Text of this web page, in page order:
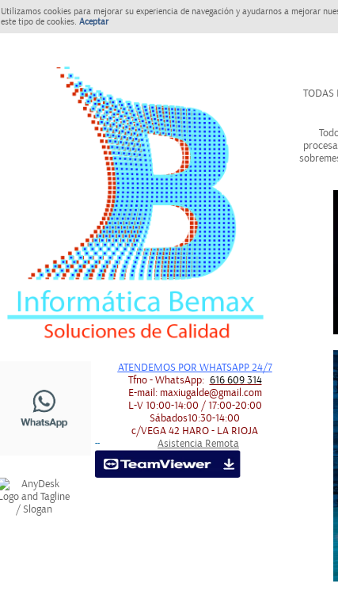
Utilizamos cookies para mejorar su experiencia de navegación y ayudarnos a mejorar
este tipo de cookies. Aceptar
ATENDEMOS POR WHATSAPP 24/7
Tfno - WhatsApp: 616 609 314
E-mail:maxiugalde@gmail.com
L-V10:00-14:00 / 17:00-20:00
Sábados10:30-14:00
c/VEGA 42 HARO - LA RIOJA
-- Asistencia Remota
TODAS